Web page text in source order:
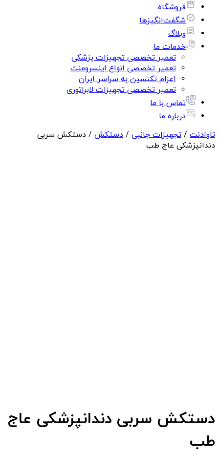
فروشگاه
شگفت‌انگیزها
وبلاگ
خدمات ما
تعمیر تخصصی تجهیزات پزشکی
تعمیر تخصصی انواع اینسرومنت
اعزام تکنسین به سراسر ایران
تعمیر تخصصی تجهیزات لابراتوری
تماس با ما
درباره ما
تاوادنت / تجهیزات جانبی / دستکش / دستکش سربی
دندانپزشکی عاج طب
دستکش سربی دندانپزشکی عاج
طب